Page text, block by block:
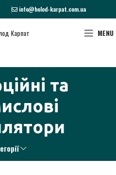
info@holod-karpat.com.ua
MENU
та